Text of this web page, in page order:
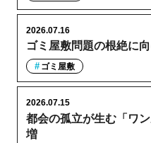
ゴミ屋敷問題の根絶に
2026.07.16
ゴミ屋敷
都会の孤立が生む「ワ
増
2026.07.15